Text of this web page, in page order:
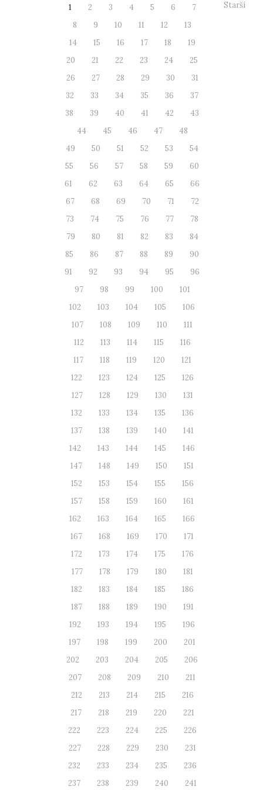
1 2 3 4 5 6
7
8
9 10 11 12
13
14
15 16 17 18
19
20
21 22 23 24
25
26
27 28 29 30
31
32
33 34 35 36
37
38
39 40 41 42
43
44
45 46 47
48
49
50 51 52 53
54
55
56 57 58 59
60
61
62 63 64 65
66
67
68 69 70 71
72
73
74 75 76 77
78
79
80 81 82 83
84
85
86 87 88 89
90
91
92 93 94 95
96
97
98 99 100
101
102
103 104 105
106
107
108 109 110
111
112
113 114 115
116
117
118 119 120
121
122
123 124 125
126
127
128 129 130
131
132
133 134 135
136
137
138 139 140
141
142
143 144 145
146
147
148 149 150
151
152
153 154 155
156
157
158 159 160
161
162
163 164 165
166
167
168 169 170
171
172
173 174 175
176
177
178 179 180
181
182
183 184 185
186
187
188 189 190
191
192
193 194 195
196
197
198 199 200
201
202
203 204 205
206
207
208 209 210
211
212
213 214 215
216
217
218 219 220
221
222
223 224 225
226
227
228 229 230
231
232
233 234 235
236
237
238 239 240
241
Starší